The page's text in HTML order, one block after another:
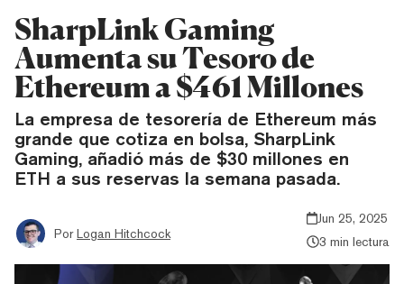
SharpLink Gaming
Aumenta su Tesoro de
Ethereum a $461 Millones
La empresa de tesorería de Ethereum más
grande que cotiza en bolsa, SharpLink
Gaming, añadió más de $30 millones en
ETH a sus reservas la semana pasada.
Por Logan Hitchcock
Jun 25, 2025
3 min lectura